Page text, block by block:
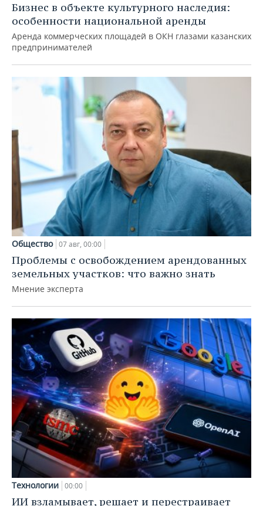
Бизнес в объекте культурного наследия:
особенности национальной аренды
Аренда коммерческих площадей в ОКН глазами казанских
предпринимателей
Общество 07 авг, 00:00
Проблемы с освобождением арендованных
земельных участков: что важно знать
Мнение эксперта
Технологии 00:00
ИИ взламывает, решает и перестраивает